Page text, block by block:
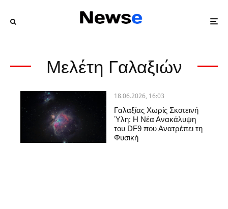
Μελέτη Γαλαξιών
18.06.2026, 16:03
Γαλαξίας Χωρίς Σκοτεινή
Ύλη: Η Νέα Ανακάλυψη
του DF9 που Ανατρέπει τη
Φυσική